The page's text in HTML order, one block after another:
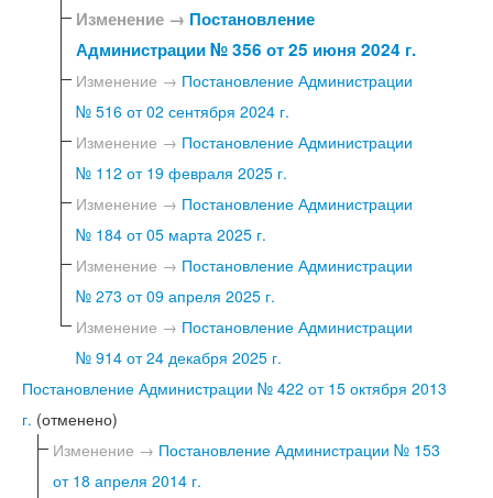
Изменение → Постановление
Администрации № 356 от 25 июня 2024 г.
Изменение → Постановление Администрации
№ 516 от 02 сентября 2024 г.
Изменение → Постановление Администрации
№ 112 от 19 февраля 2025 г.
Изменение → Постановление Администрации
№ 184 от 05 марта 2025 г.
Изменение → Постановление Администрации
№ 273 от 09 апреля 2025 г.
Изменение → Постановление Администрации
№ 914 от 24 декабря 2025 г.
Постановление Администрации № 422 от 15 октября 2013
г. (отменено)
Изменение → Постановление Администрации № 153
от 18 апреля 2014 г.